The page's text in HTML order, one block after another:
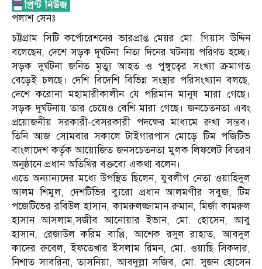
পলাশ সেনঃ
চট্টগ্রাম সিটি কর্পোরেশনের ভারপ্রাপ্ত মেয়র মো. গিয়াস উদ্দিন
বলেছেন, দেশে সড়ক দূর্ঘটনা নিত্য দিনের ঘটনায় পরিণত হচ্ছে।
সড়ক দুর্ঘটনা জনিত মৃত্যু আহত ও পুঙ্গুত্বের সংখ্যা ক্রমাগত
বেড়েই চলছে। দেশি বিদেশি বিভিন্ন সংস্থার পরিসংখ্যান বলছে,
দেশে করোনা মহামারীকালীন যে পরিমান মানুষ মারা গেছে।
সড়ক দুর্ঘটনায় তার চেয়েও বেশি মারা গেছে। জনচেতনতা এবং
প্রয়োজনীয় সরকারী-বেসরকারী পদক্ষের মাধ্যমে রুখা সম্ভব।
তিনি আজ সোমবার সকালে টাইগারপাস মোড়ে টিম পজিটিভ
বাংলাদেশ কর্তৃক আয়োজিত জনসচেতনতা মুলক লিফলেট বিতরণ
অনুষ্ঠানে প্রধান অতিথির বক্তব্যে একথা বলেন।
এতে অন্যান্যদের মধ্যে উপস্থিত ছিলেন, যুবলীগ নেতা ওয়াহিদুল
আলম শিমুল, দেশটিভির ব্যুরো প্রধান আলমগীর সবুজ, টিম
পজেটিভের রবিউল হাসান, কামরুলজ্জামান রুমান, মির্জা কামরুল
হাসান আসলাম,সজীব আনোয়ার ইভান, মো. হোসেন, আবু
হাসান, রেজাউল করিম বাপ্পি, আশেক রসুল রাহাত, আবদুল
কাদের রুবেল, ইফতেখার ইসলাম রিমন, মো. ওয়াছি সিকদার,
নিশাত সাবরিনা, তাসনিয়া, আবদুল্লা সজিব, মো. সুজন হোসেন